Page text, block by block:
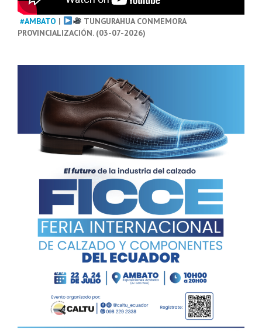
#AMBATO |
TUNGURAHUA CONMEMORA
PROVINCIALIZACIÓN. (03-07-2026)